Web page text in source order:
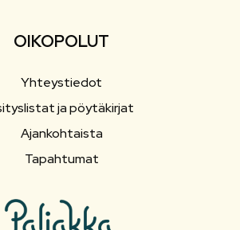
OIKOPOLUT
Yhteystiedot
ja pöytäkirjat
Ajankohtaista
Tapahtumat